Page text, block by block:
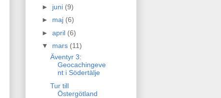
► juni (9)
► maj (6)
► april (6)
▼ mars (11)
Äventyr 3:
Geocachingeve
nt i Södertälje
Tur till
Östergötland